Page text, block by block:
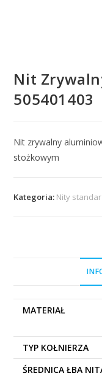
Nit
505401403
Nit zrywalny
stożkowym
Kategoria: Nity
MATERIAŁ
TYP KOŁNIERZA
ŚREDNICA ŁBA